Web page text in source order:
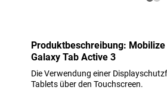
Produktbeschreibung:
Galaxy Tab Active 3
Die Verwendung einer
Tablets über den Touchscreen.